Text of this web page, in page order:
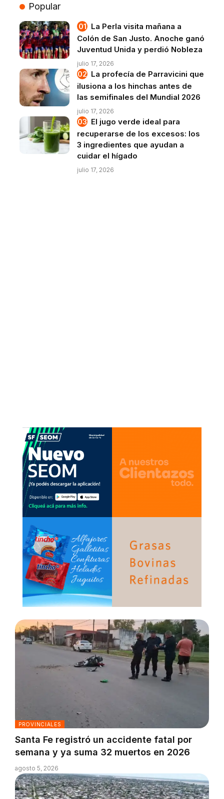
Popular
La Perla visita mañana a
Colón de San Justo. Anoche ganó
Juventud Unida y perdió Nobleza
julio 17, 2026
La profecía de Parravicini que
ilusiona a los hinchas antes de
las semifinales del Mundial 2026
julio 17, 2026
El jugo verde ideal para
recuperarse de los excesos: los
3 ingredientes que ayudan a
cuidar el hígado
julio 17, 2026
PROVINCIALES
Santa Fe registró un accidente fatal por
semana y ya suma 32 muertos en 2026
agosto 5, 2026